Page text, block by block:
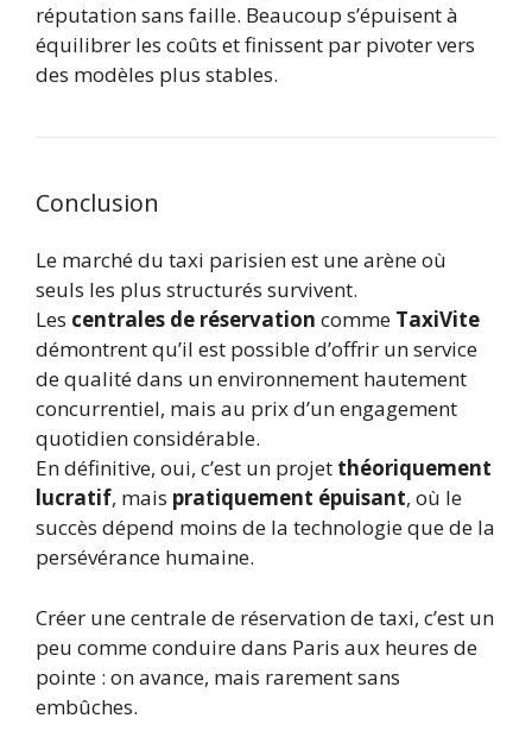
réputation sans faille. Beaucoup s’épuisent à
équilibrer les coûts et finissent par pivoter vers
des modèles plus stables.
Conclusion
Le marché du taxi parisien est une arène où
seuls les plus structurés survivent.
Les centrales de réservation comme TaxiVite
démontrent qu’il est possible d’offrir un service
de qualité dans un environnement hautement
concurrentiel, mais au prix d’un engagement
quotidien considérable.
En définitive, oui, c’est un projet théoriquement
lucratif, mais pratiquement épuisant, où le
succès dépend moins de la technologie que de la
persévérance humaine.
Créer une centrale de réservation de taxi, c’est un
peu comme conduire dans Paris aux heures de
pointe : on avance, mais rarement sans
embûches.